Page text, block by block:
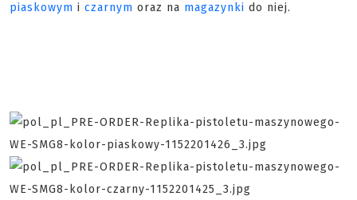
piaskowym i czarnym oraz na magazynki do niej.